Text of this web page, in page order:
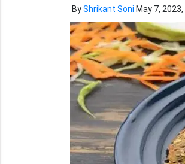
ByShrikant Soni May 7,